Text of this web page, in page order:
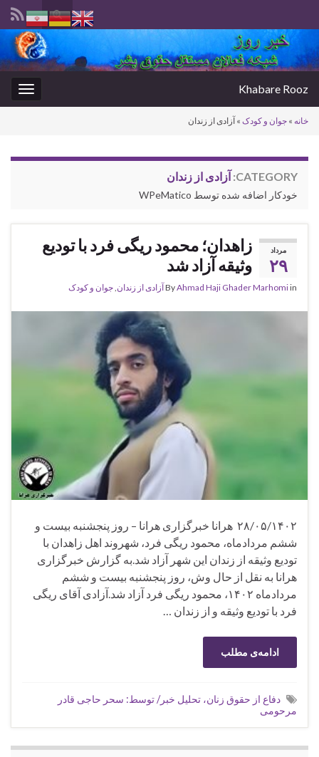
Toggle
search
form
Search for:
Khabare Rooz
خانه » جوان و کودک » آزادی از زندان
CATEGORY: آزادی از زندان
خودکار اضافه شده توسط WPeMatico
مرداد
۲۹
زاهدان؛ محمود ریگی‌ فرد با تودیع
وثیقه آزاد شد
ByAhmad Haji Ghader Marhomiin آزادی از زندان جوان و کودک
۲۸/۰۵/۱۴۰۲ هرانا خبرگزاری هرانا – روز پنجشنبه بیست و
ششم مردادماه، محمود ریگی‌ فرد، شهروند اهل زاهدان با
تودیع وثیقه از زندان این شهر آزاد شد.به گزارش خبرگزاری
هرانا به نقل از حال وش، روز پنجشنبه بیست و ششم
مردادماه ۱۴۰۲، محمود ریگی‌ فرد آزاد شد.آزادی آقای ریگی‌
فرد با تودیع وثیقه و از زندان …
ادامه‌ی مطلب
دفاع از حقوق زنان، تحلیل خبر/ توسط: سحر حاجی قادر
مرحومی